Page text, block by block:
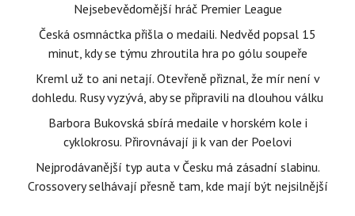
Nejsebevědomější hráč Premier League
Česká osmnáctka přišla o medaili. Nedvěd popsal 15
minut, kdy se týmu zhroutila hra po gólu soupeře
Kreml už to ani netají. Otevřeně přiznal, že mír není v
dohledu. Rusy vyzývá, aby se připravili na dlouhou válku
Barbora Bukovská sbírá medaile v horském kole i
cyklokrosu. Přirovnávají ji k van der Poelovi
Nejprodávanější typ auta v Česku má zásadní slabinu.
Crossovery selhávají přesně tam, kde mají být nejsilnější